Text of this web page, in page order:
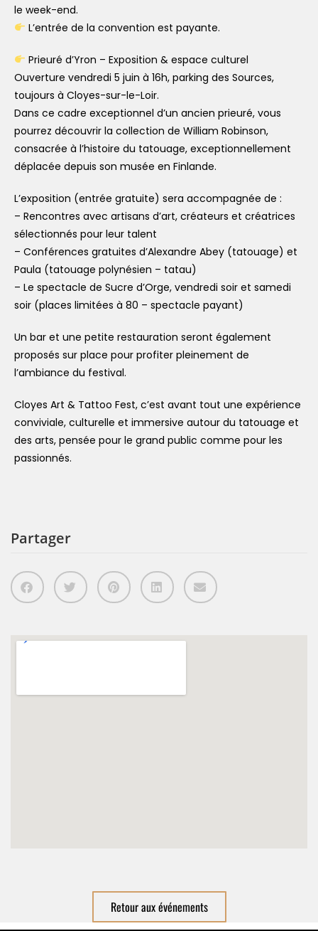
le week-end.
L’entrée de la convention est payante.
Prieuré d’Yron – Exposition & espace culturel
Ouverture vendredi 5 juin à 16h, parking des Sources,
toujours à Cloyes-sur-le-Loir.
Dans ce cadre exceptionnel d’un ancien prieuré, vous
pourrez découvrir la collection de William Robinson,
consacrée à l’histoire du tatouage, exceptionnellement
déplacée depuis son musée en Finlande.
L’exposition (entrée gratuite) sera accompagnée de :
– Rencontres avec artisans d’art, créateurs et créatrices
sélectionnés pour leur talent
– Conférences gratuites d’Alexandre Abey (tatouage) et
Paula (tatouage polynésien – tatau)
– Le spectacle de Sucre d’Orge, vendredi soir et samedi
soir (places limitées à 80 – spectacle payant)
Un bar et une petite restauration seront également
proposés sur place pour profiter pleinement de
l’ambiance du festival.
Cloyes Art & Tattoo Fest, c’est avant tout une expérience
conviviale, culturelle et immersive autour du tatouage et
des arts, pensée pour le grand public comme pour les
passionnés.
Partager
Retour aux événements